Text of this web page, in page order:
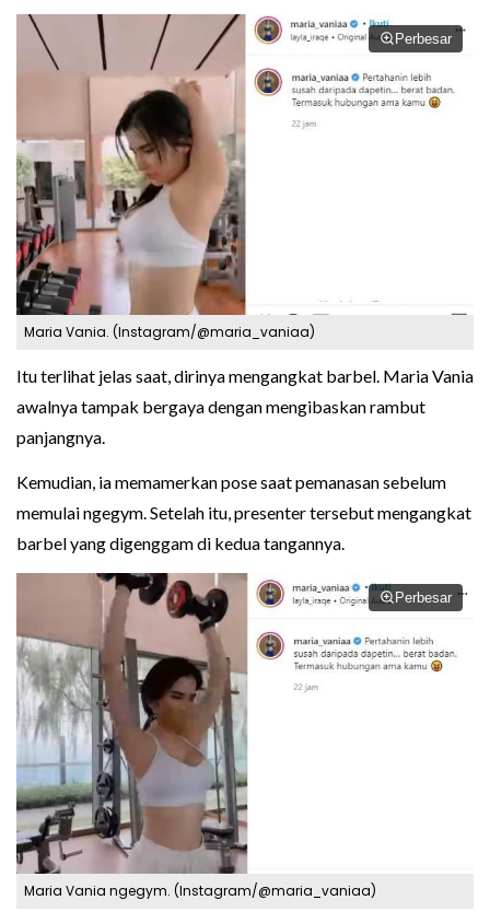
Perbesar
Maria Vania. (Instagram/@maria_vaniaa)
Itu terlihat jelas saat, dirinya mengangkat barbel. Maria Vania
awalnya tampak bergaya dengan mengibaskan rambut
panjangnya.
Kemudian, ia memamerkan pose saat pemanasan sebelum
memulai ngegym. Setelah itu, presenter tersebut mengangkat
barbel yang digenggam di kedua tangannya.
Perbesar
Maria Vania ngegym. (Instagram/@maria_vaniaa)